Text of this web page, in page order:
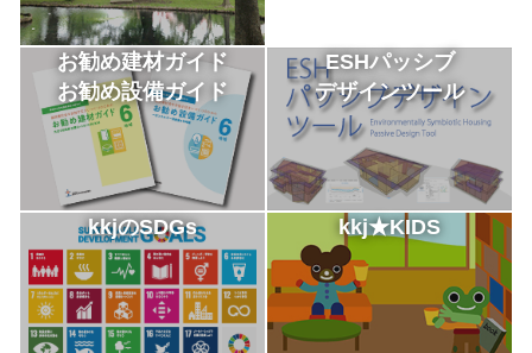
お勧め建材ガイド
お勧め設備ガイド
ESHパッシブ
デザインツール
kkjのSDGs kkj★KIDS